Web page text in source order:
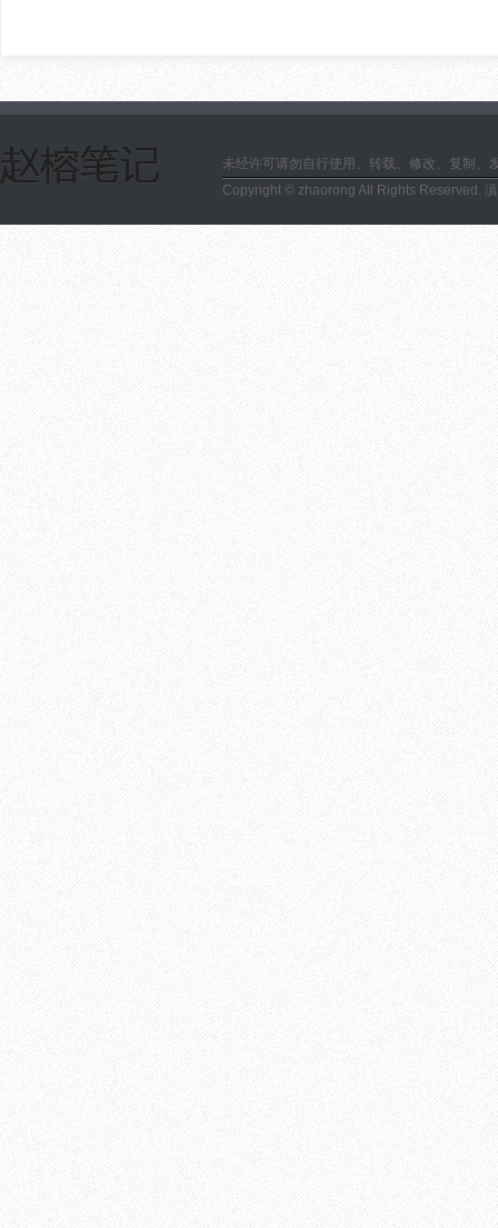
未经许可请勿自行使用、转载、修改、复制
Copyright © zhaorong All Rights Reserved.